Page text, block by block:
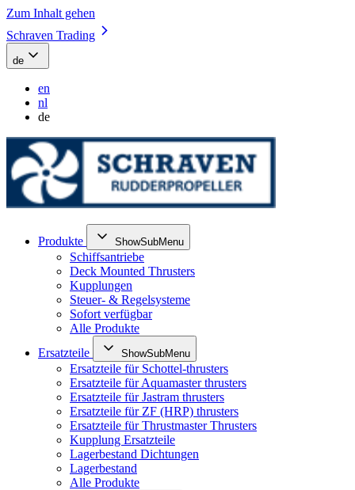
Zum Inhalt gehen
Schraven Trading
de
en
nl
de
Produkte ShowSubMenu
Schiffsantriebe
Deck Mounted Thrusters
Kupplungen
Steuer- & Regelsysteme
Sofort verfügbar
Alle Produkte
Ersatzteile
ShowSubMenu
Ersatzteile für Schottel-thrusters
Ersatzteile für Aquamaster thrusters
Ersatzteile für Jastram thrusters
Ersatzteile für ZF (HRP) thrusters
Ersatzteile für Thrustmaster Thrusters
Kupplung Ersatzteile
Lagerbestand Dichtungen
Lagerbestand
Alle Produkte